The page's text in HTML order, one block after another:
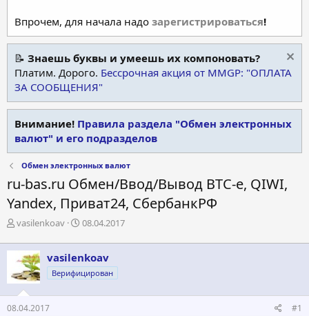
Впрочем, для начала надо зарегистрироваться!
📝 Знаешь буквы и умеешь их компоновать?
Платим. Дорого. Бессрочная акция от MMGP: "ОПЛАТА
ЗА СООБЩЕНИЯ"
Внимание! Правила раздела "Обмен электронных
валют" и его подразделов
Обмен электронных валют
ru-bas.ru Обмен/Ввод/Вывод BTC-e, QIWI,
Yandex, Приват24, СбербанкРФ
А
т
о
р
т
е
м
vasilenkoav
Д
т
а
н
ч
08.04.2017
vasilenkoav
Верифицирован
08.04.2017 #1